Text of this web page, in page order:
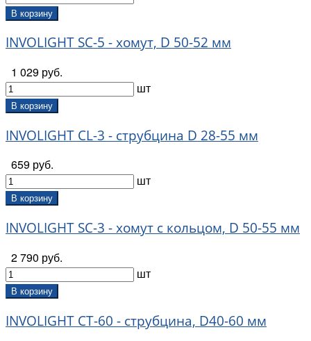
В корзину
INVOLIGHT SC-5 - хомут, D 50-52 мм
1 029 руб.
шт
В корзину
INVOLIGHT CL-3 - струбцина D 28-55 мм
659 руб.
шт
В корзину
INVOLIGHT SC-3 - хомут с кольцом, D 50-55 мм
2 790 руб.
шт
В корзину
INVOLIGHT CT-60 - струбцина, D40-60 мм